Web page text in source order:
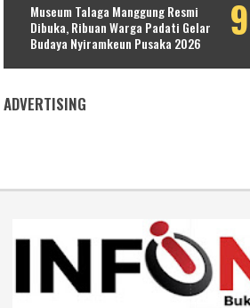
Museum Talaga Manggung Resmi
Dibuka, Ribuan Warga Padati Gelar
Budaya Nyiramkeun Pusaka 2026
ADVERTISING